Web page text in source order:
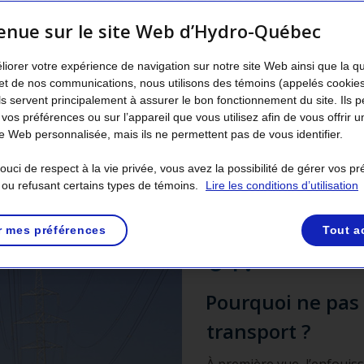
le moins d’impacts négatifs possible.
ligne de transport n’est pas invisible
désagréments, même s’ils sont
surface quand on discute d’une nouvelle ligne de
à ce sujet. Voici donc quelques éléments
01.
Pourquoi ne
transport ?
sur le site Web d’Hydro-Québec
votre expérience de navigation sur notre site Web ainsi que la
de nos communications, nous utilisons des témoins (appelés
servent principalement à assurer le bon fonctionnement du site. Ils
préférences ou sur l’appareil que vous utilisez afin de vous offrir
Web personnalisée, mais ils ne permettent pas de vous identifier.
de respect à la vie privée, vous avez la possibilité de gérer vos
refusant certains types de témoins.
Lire les conditions d’utilisation
mes préférences Tout